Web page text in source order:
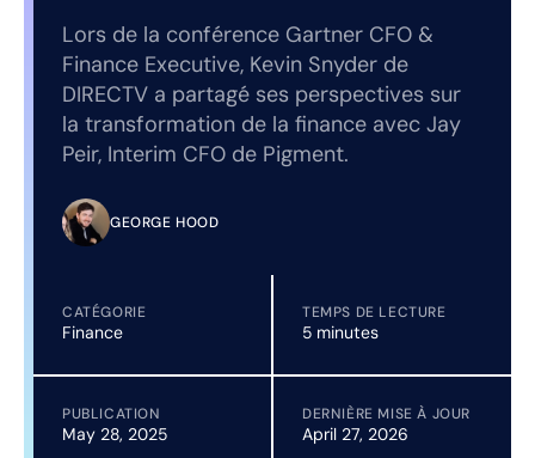
Lors de la conférence Gartner CFO &
Finance Executive, Kevin Snyder de
DIRECTV a partagé ses perspectives sur
la transformation de la finance avec Jay
Peir, Interim CFO de Pigment.
GEORGE HOOD
CATÉGORIE
Finance
TEMPS DE LECTURE
5 minutes
PUBLICATION
May 28, 2025
DERNIÈRE MISE À JOUR
April 27, 2026